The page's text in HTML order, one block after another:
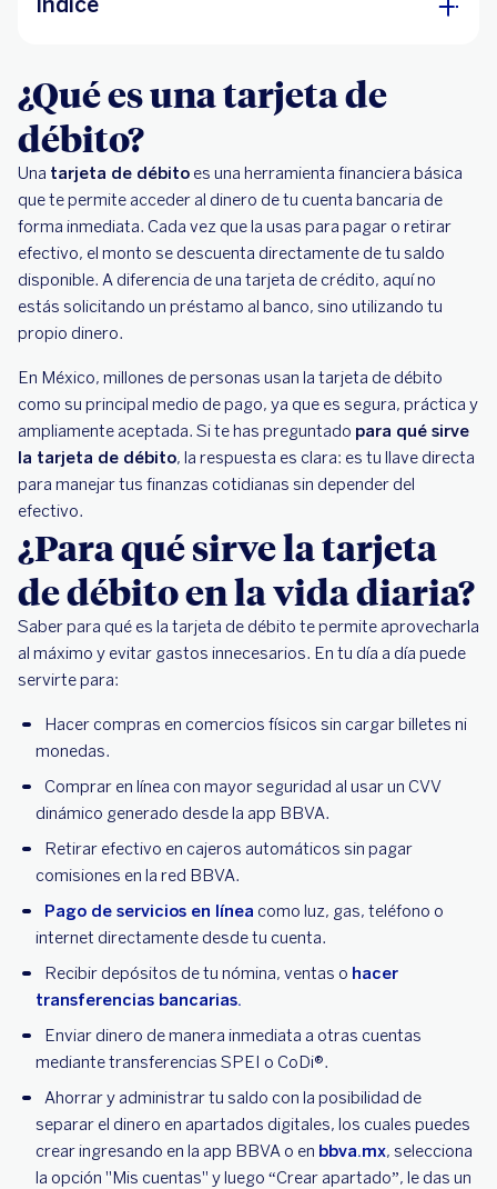
¿Para qué sirve la tarjeta de débito en la vida
diaria?
Ventajas de usar una tarjeta de débito
Consejos para usar tu tarjeta de débito de
forma segura
¿Qué es una tarjeta de
débito?
Una tarjeta de débito es una herramienta financiera básica
que te permite acceder al dinero de tu cuenta bancaria de
forma inmediata. Cada vez que la usas para pagar o retirar
efectivo, el monto se descuenta directamente de tu saldo
disponible. A diferencia de una tarjeta de crédito, aquí no
estás solicitando un préstamo al banco, sino utilizando tu
propio dinero.
En México, millones de personas usan la tarjeta de débito
como su principal medio de pago, ya que es segura, práctica y
ampliamente aceptada. Si te has preguntado para qué sirve
la tarjeta de débito, la respuesta es clara: es tu llave directa
para manejar tus finanzas cotidianas sin depender del
efectivo.
¿Para qué sirve la tarjeta
de débito en la vida diaria?
Saber para qué es la tarjeta de débito te permite aprovecharla
al máximo y evitar gastos innecesarios. En tu día a día puede
servirte para:
Hacer compras en comercios físicos sin cargar billetes ni
monedas.
Comprar en línea con mayor seguridad al usar un CVV
dinámico generado desde la app BBVA.
Retirar efectivo en cajeros automáticos sin pagar
comisiones en la red BBVA.
Pago de servicios en línea como luz, gas, teléfono o
internet directamente desde tu cuenta.
Recibir depósitos de tu nómina, ventas o hacer
transferencias bancarias.
Enviar dinero de manera inmediata a otras cuentas
mediante transferencias SPEI o CoDi®.
Ahorrar y administrar tu saldo con la posibilidad de
separar el dinero en apartados digitales, los cuales puedes
crear ingresando en la app BBVA o en bbva.mx, selecciona
la opción "Mis cuentas" y luego “Crear apartado”, le das un